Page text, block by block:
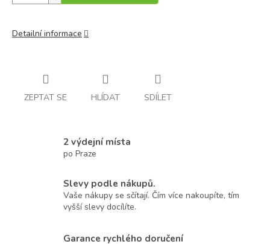
Detailní informace
ZEPTAT SE HLÍDAT SDÍLET
2 výdejní místa
po Praze
Slevy podle nákupů.
Vaše nákupy se sčítají. Čím více nakoupíte, tím
vyšší slevy docílíte.
Garance rychlého doručení